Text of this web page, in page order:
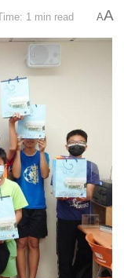
1 min read AA